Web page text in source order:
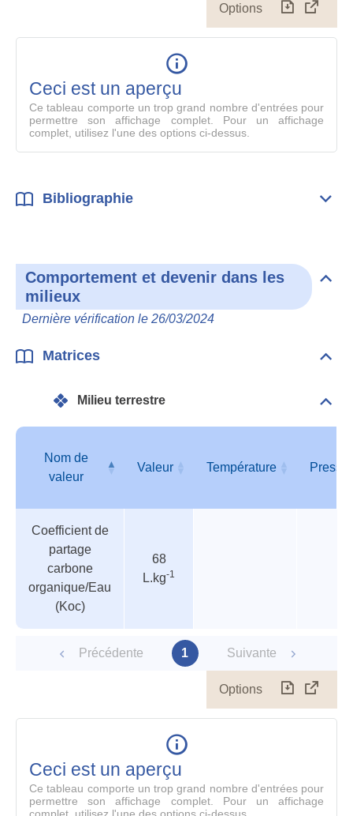
Options
le
Ceci est un aperçu
Ce tableau comporte un trop grand nombre d'entrées pour
permettre son affichage complet. Pour un affichage
complet, utilisez l'une des options ci-dessus.
Bibliographie
Comportement et devenir dans les
milieux
Dernière vérification le 26/03/2024
les
Matrices
Milieu terrestre
des
paramètres
Nom de
valeur
Valeur Température
valeur
Coefficient de
partage
carbone
organique/Eau
(Koc)
68
L.kg-1
Précédente 1 Suivante
Options
le
Ceci est un aperçu
Ce tableau comporte un trop grand nombre d'entrées pour
permettre son affichage complet. Pour un affichage